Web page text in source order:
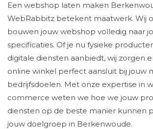
Een webshop laten maken
WebRabbitz betekent maatwerk. Wij
bouwen jouw webshop volledig naar
specificaties. Of je nu fysieke
digitale diensten aanbiedt, wij zorgen
online winkel perfect aansluit bij jouw
bedrijfsdoelen. Met onze expertise in
commerce weten we hoe we jouw
diensten op de beste manier kunnen
jouw doelgroep in Berkenwoude.